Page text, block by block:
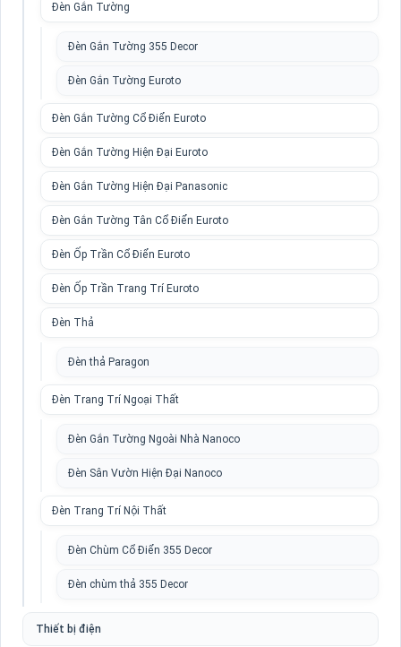
Đèn Gắn Tường
Đèn Gắn Tường 355 Decor
Đèn Gắn Tường Euroto
Đèn Gắn Tường Cổ Điển Euroto
Đèn Gắn Tường Hiện Đại Euroto
Đèn Gắn Tường Hiện Đại Panasonic
Đèn Gắn Tường Tân Cổ Điển Euroto
Đèn Ốp Trần Cổ Điển Euroto
Đèn Ốp Trần Trang Trí Euroto
Đèn Thả
Đèn thả Paragon
Đèn Trang Trí Ngoại Thất
Đèn Gắn Tường Ngoài Nhà Nanoco
Đèn Sân Vườn Hiện Đại Nanoco
Đèn Trang Trí Nội Thất
Đèn Chùm Cổ Điển 355 Decor
Đèn chùm thả 355 Decor
Thiết bị điện